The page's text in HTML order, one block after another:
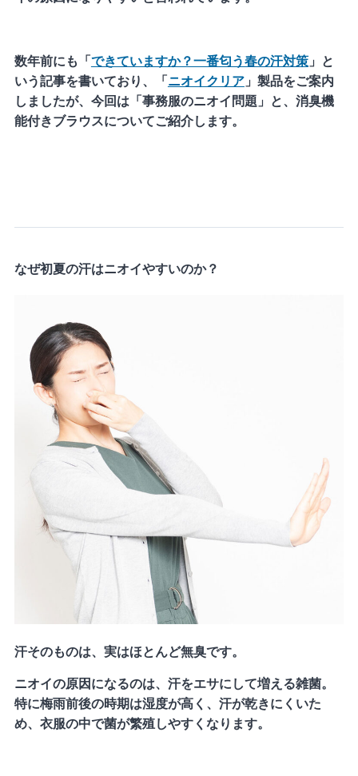
数年前にも「 できていますか？一番匂う春の汗対策」と
いう記事を書いており、「 ニオイクリア」製品をご案内
しましたが、今回は「事務服のニオイ問題」と、消臭機
能付きブラウスについてご紹介します。
なぜ初夏の汗はニオイやすいのか？
汗そのものは、実はほとんど無臭です。
ニオイの原因になるのは、汗をエサにして増える雑菌。
特に梅雨前後の時期は湿度が高く、汗が乾きにくいた
め、衣服の中で菌が繁殖しやすくなります。